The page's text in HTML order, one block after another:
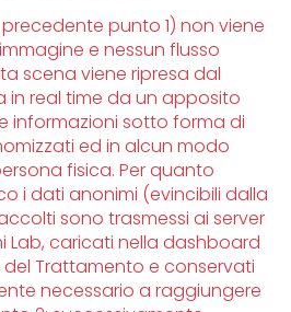
punto 1) non viene
e nessun flusso
scena viene ripresa dal
in real time da un apposito
informazioni sotto forma di
ed in alcun modo
fisica. Per quanto
i dati anonimi (evincibili dalla
sono trasmessi ai server
Lab, caricati nella dashboard
Trattamento e conservati
necessario a raggiungere